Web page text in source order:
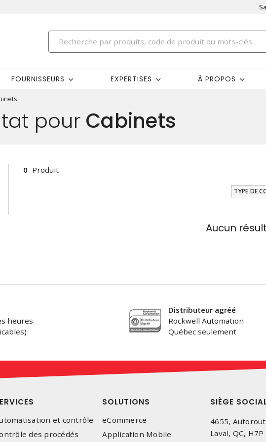
FOURNISSEURS EXPERTISES À PROPOS
pour Cabinets
0 Produit
TYPE DE
Aucun
heures
Distributeur agréé
Rockwell Automation
Québec seulement
et contrôle
des procédés
SOLUTIONS
eCommerce
Application Mobile
SIÈGE
4655,
Laval, QC, H7P